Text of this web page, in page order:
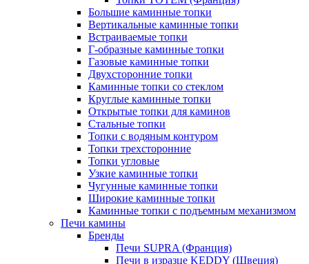
Большие каминные топки
Вертикальные каминные топки
Встраиваемые топки
Г-образные каминные топки
Газовые каминные топки
Двухсторонние топки
Каминные топки со стеклом
Круглые каминные топки
Открытые топки для каминов
Стальные топки
Топки с водяным контуром
Топки трехсторонние
Топки угловые
Узкие каминные топки
Чугунные каминные топки
Широкие каминные топки
Каминные топки с подъемным механизмом
Печи камины
Бренды
Печи SUPRA (Франция)
Печи в изразце KEDDY (Швеция)